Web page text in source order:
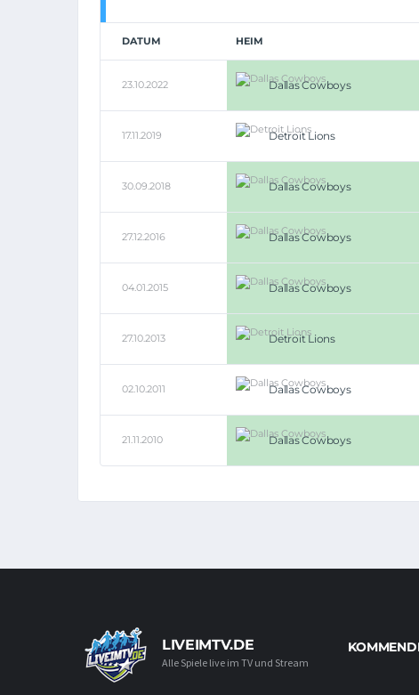
DATUM HEIM
23.10.2022 Dallas Cowboys
17.11.2019 Detroit Lions
30.09.2018 Dallas Cowboys
27.12.2016 Dallas Cowboys
04.01.2015 Dallas Cowboys
27.10.2013 Detroit Lions
02.10.2011 Dallas Cowboys
21.11.2010 Dallas Cowboys
LIVEIMTV.DE
Alle Spiele live im TV und Stream